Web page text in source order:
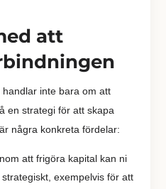
att
inte bara om att
en strategi för att skapa
några konkreta fördelar:
att frigöra kapital kan ni
exempelvis för att